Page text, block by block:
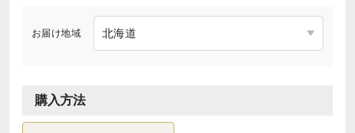
お届け地域
購入方法